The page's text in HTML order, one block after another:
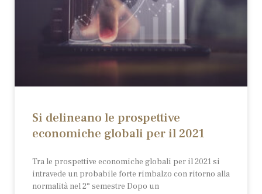
Si delineano le prospettive
economiche globali per il 2021
Tra le prospettive economiche globali per il 2021 si
intravede un probabile forte rimbalzo con ritorno alla
normalità nel 2° semestre Dopo un